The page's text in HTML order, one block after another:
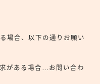
場合、以下の通りお願い
がある場合…お問い合わ